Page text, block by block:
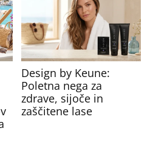
Design by Keune:
Poletna nega za
zdrave, sijoče in
zaščitene lase